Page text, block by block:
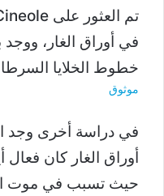
في أوراق الغار،
خطوط الخلايا
موثوق
في دراسة أخرى وجد
أوراق الغار كان فعال
حيث تسبب في موت